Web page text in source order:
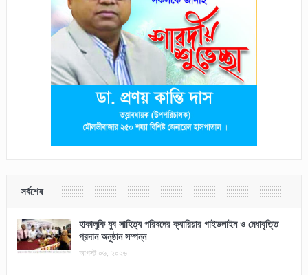
সর্বশেষ
হাকালুকি যুব সাহিত্য পরিষদের ক্যারিয়ার গাইডলাইন ও মেধাবৃত্তি
প্রদান অনুষ্ঠান সম্পন্ন
আগস্ট ০৬, ২০২৬